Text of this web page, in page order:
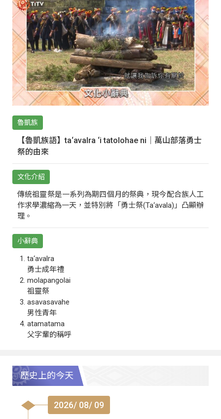
魯凱族
【魯凱族語】ta‘avalra ‘i tatolohae ni｜萬山部落勇士
祭的由來
文化介紹
傳統祖靈祭是一系列為期四個月的祭典，現今配合族人工
作求學濃縮為一天，並特別將「勇士祭(Ta‘avala)」凸顯辦
理。
小辭典
ta‘avalra
勇士成年禮
molapangolai
祖靈祭
asavasavahe
男性青年
atamatama
父字輩的稱呼
歷史上的今天
2026/ 08/ 09